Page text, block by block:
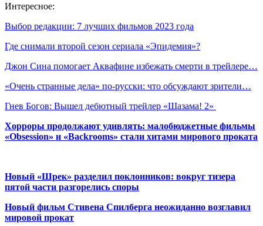
Интересное:
Выбор редакции: 7 лучших фильмов 2023 года
Где снимали второй сезон сериала «Эпидемия»?
Джон Сина помогает Аквафине избежать смерти в трейлере…
«Очень странные дела» по-русски: что обсуждают зрители…
Гнев Богов: Вышел дебютный трейлер «Шазама! 2»
Хорроры продолжают удивлять: малобюджетные фильмы
«Obsession» и «Backrooms» стали хитами мирового проката
Новый «Шрек» разделил поклонников: вокруг тизера
пятой части разгорелись споры
Новый фильм Стивена Спилберга неожиданно возглавил
мировой прокат